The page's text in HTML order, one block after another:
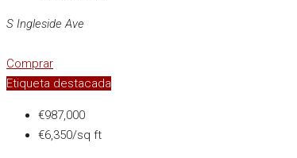
S Ingleside Ave
Comprar
Etiqueta destacada
€987,000
€6,350/sq ft